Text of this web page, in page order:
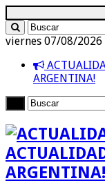
viernes 07/08/2026
ARGENTINA!
ARGENTINA!